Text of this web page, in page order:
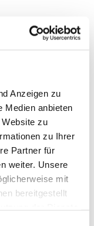
Anzeigen zu
Medien anbieten
zu
zu Ihrer
Partner für
weiter. Unsere
mit
bereitgestellt
in der das
geplant
mich frösteln
am 27. Januar
und der
gedacht
und die
Plätzen wie der